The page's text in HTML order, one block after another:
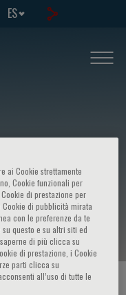
ES
e
ai Cookie strettamente
Cookie funzionali per
di prestazione per
Cookie di pubblicità mirata
con le preferenze da te
questo e su altri siti ed
di più clicca su
di prestazione, i Cookie
parti clicca su
acconsenti all’uso di tutte le